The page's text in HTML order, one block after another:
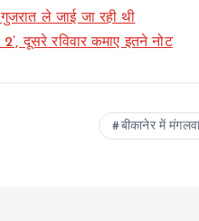
ले जाई जा रही थी
दूसरे रविवार कमाए इतने नोट
बीकानेर में